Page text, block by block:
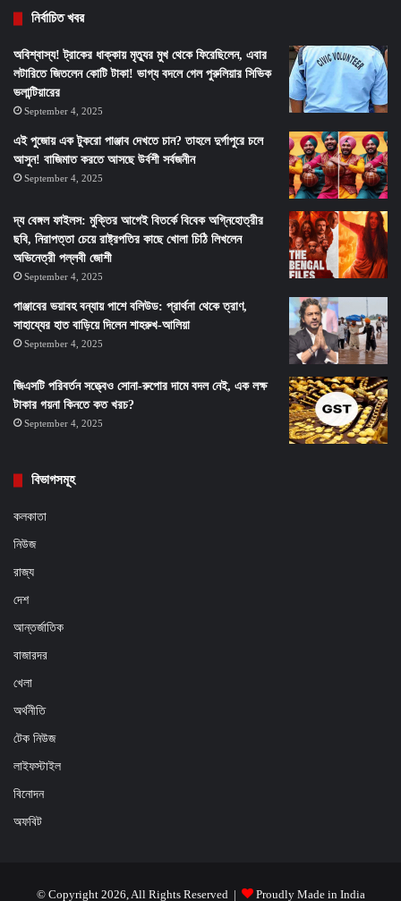
নির্বাচিত খবর
অবিশ্বাস্য! ট্রাকের ধাক্কায় মৃত্যুর মুখ থেকে ফিরেছিলেন, এবার
লটারিতে জিতলেন কোটি টাকা! ভাগ্য বদলে গেল পুরুলিয়ার সিভিক
ভলান্টিয়ারের
September 4, 2025
এই পুজোয় এক টুকরো পাঞ্জাব দেখতে চান? তাহলে দুর্গাপুরে চলে
আসুন! বাজিমাত করতে আসছে উর্বশী সর্বজনীন
September 4, 2025
দ্য বেঙ্গল ফাইলস: মুক্তির আগেই বিতর্কে বিবেক অগ্নিহোত্রীর
ছবি, নিরাপত্তা চেয়ে রাষ্ট্রপতির কাছে খোলা চিঠি লিখলেন
অভিনেত্রী পল্লবী জোশী
September 4, 2025
পাঞ্জাবের ভয়াবহ বন্যায় পাশে বলিউড: প্রার্থনা থেকে ত্রাণ,
সাহায্যের হাত বাড়িয়ে দিলেন শাহরুখ-আলিয়া
September 4, 2025
জিএসটি পরিবর্তন সত্ত্বেও সোনা-রুপোর দামে বদল নেই, এক লক্ষ
টাকার গয়না কিনতে কত খরচ?
September 4, 2025
বিভাগসমূহ
কলকাতা
নিউজ
রাজ্য
দেশ
আন্তর্জাতিক
বাজারদর
খেলা
অর্থনীতি
টেক নিউজ
লাইফস্টাইল
বিনোদন
অফবিট
© Copyright 2026, All Rights Reserved | Proudly Made in India